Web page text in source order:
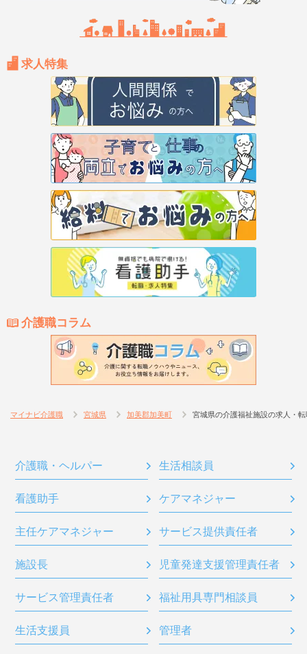
求人特集
介護職コラム
マイナビ介護職 宮城県 加美郡加美町 宮城県の介護福祉施設の求人・
介護職・ヘルパー 生活相談員
看護助手 ケアマネジャー
主任ケアマネジャー サービス提供責任者
施設長 児童発達支援管理責任者
サービス管理責任者 福祉用具専門相談員
生活支援員 管理者